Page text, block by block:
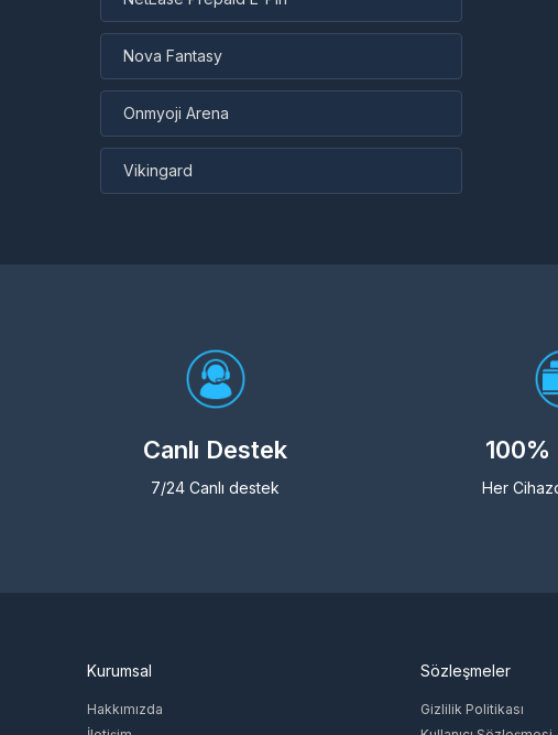
Nova Fantasy
Onmyoji Arena
Vikingard
Canlı Destek
7/24 Canlı destek
100%
Her
Kurumsal
Hakkımızda
Sözleşmeler
Gizlilik Politikası